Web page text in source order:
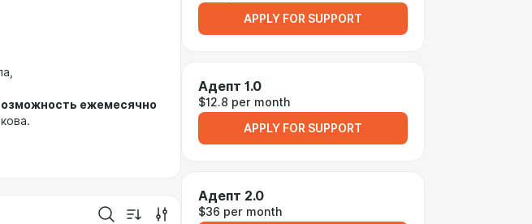
ежемесячно
APPLY FOR SUPPORT
Адепт 1.0
$12.8 per month
APPLY FOR SUPPORT
Адепт 2.0
$36 per month